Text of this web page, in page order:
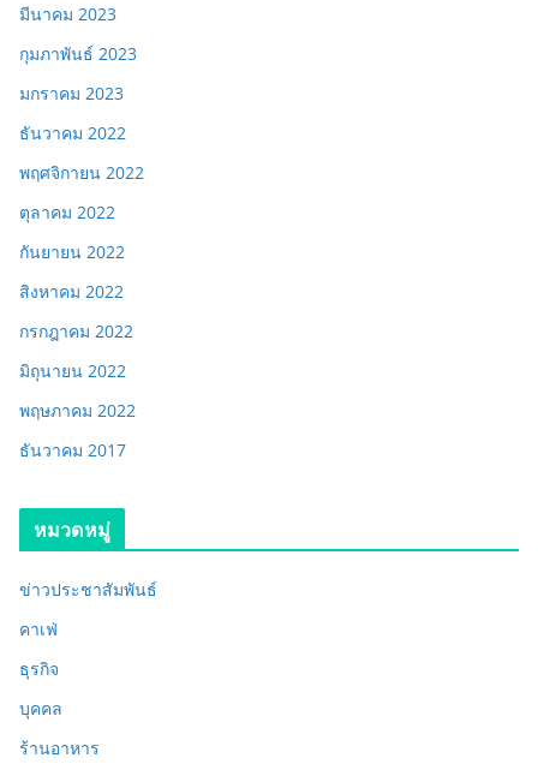
มีนาคม 2023
กุมภาพันธ์ 2023
มกราคม 2023
ธันวาคม 2022
พฤศจิกายน 2022
ตุลาคม 2022
กันยายน 2022
สิงหาคม 2022
กรกฎาคม 2022
มิถุนายน 2022
พฤษภาคม 2022
ธันวาคม 2017
หมวดหมู่
ข่าวประชาสัมพันธ์
คาเฟ่
ธุรกิจ
บุคคล
ร้านอาหาร